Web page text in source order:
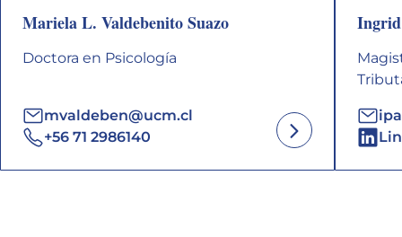
Mariela L. Valdebenito Suazo
Doctora en Psicología
mvaldeben@ucm.cl
+56 71 2986140